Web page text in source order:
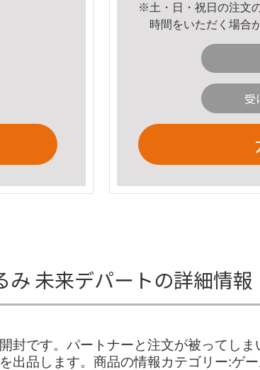
※土・日・祝日の注文
時間をいただく場合
受
み 未来デパートの詳細情報
封です。パートナーと注文が被ってし
出品します。商品の情報カテゴリー:ゲ